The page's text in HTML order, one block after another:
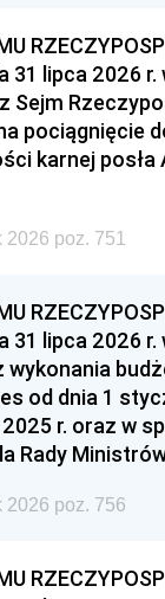
31 lipca 2026
Sejm
pociągnięcie
karnej posła
poz. 751
31 lipca 2026
wykonania
od dnia 1
r. oraz w
Rady
2026 poz. 756